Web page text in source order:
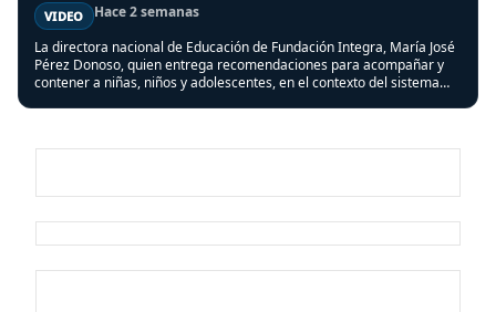
VIDEO
Hace 2 semanas
La directora nacional de Educación de Fundación Integra, María José
Pérez Donoso, quien entrega recomendaciones para acompañar y
contener a niñas, niños y adolescentes, en el contexto del sistema